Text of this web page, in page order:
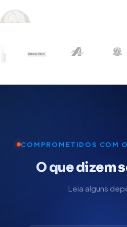
COMPROMETIDOS COM
O que dizem
Leia alguns